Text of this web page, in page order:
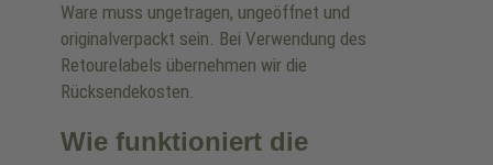
Ware muss ungetragen, ungeöffnet und
originalverpackt sein. Bei Verwendung des
Retourelabels übernehmen wir die
Rücksendekosten.
Wie funktioniert die